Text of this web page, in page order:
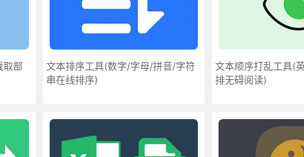
取部
文本排序工具(数字/字母/拼音/字符
串在线排序)
文本顺序打乱工具(
排无碍阅读)